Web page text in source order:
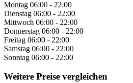
Montag 06:00 - 22:00
Dienstag 06:00 - 22:00
Mittwoch 06:00 - 22:00
Donnerstag 06:00 - 22:00
Freitag 06:00 - 22:00
Samstag 06:00 - 22:00
Sonntag 06:00 - 22:00
Weitere Preise vergleichen